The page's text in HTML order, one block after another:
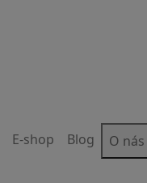
E-shop Blog
O nás